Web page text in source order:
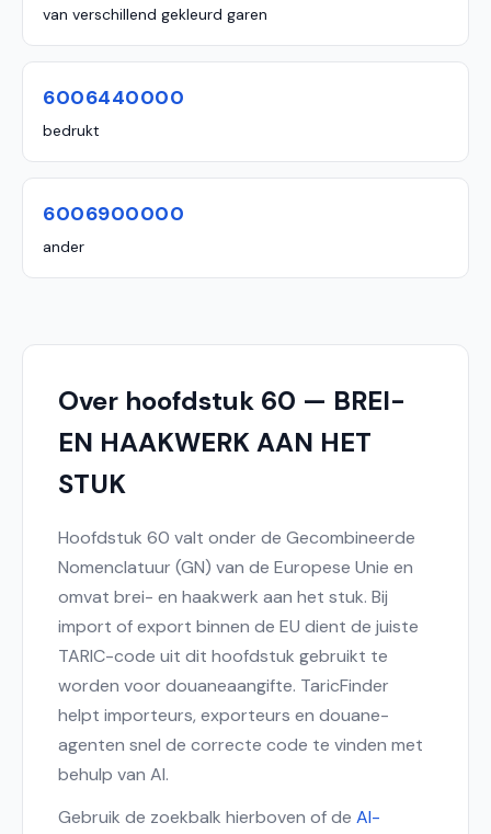
van verschillend gekleurd garen
6006440000
bedrukt
6006900000
ander
Over hoofdstuk 60 — BREI-
EN HAAKWERK AAN HET
STUK
Hoofdstuk 60 valt onder de Gecombineerde
Nomenclatuur (GN) van de Europese Unie en
omvat brei- en haakwerk aan het stuk. Bij
import of export binnen de EU dient de juiste
TARIC-code uit dit hoofdstuk gebruikt te
worden voor douaneaangifte. TaricFinder
helpt importeurs, exporteurs en douane-
agenten snel de correcte code te vinden met
behulp van AI.
Gebruik de zoekbalk hierboven of de AI-